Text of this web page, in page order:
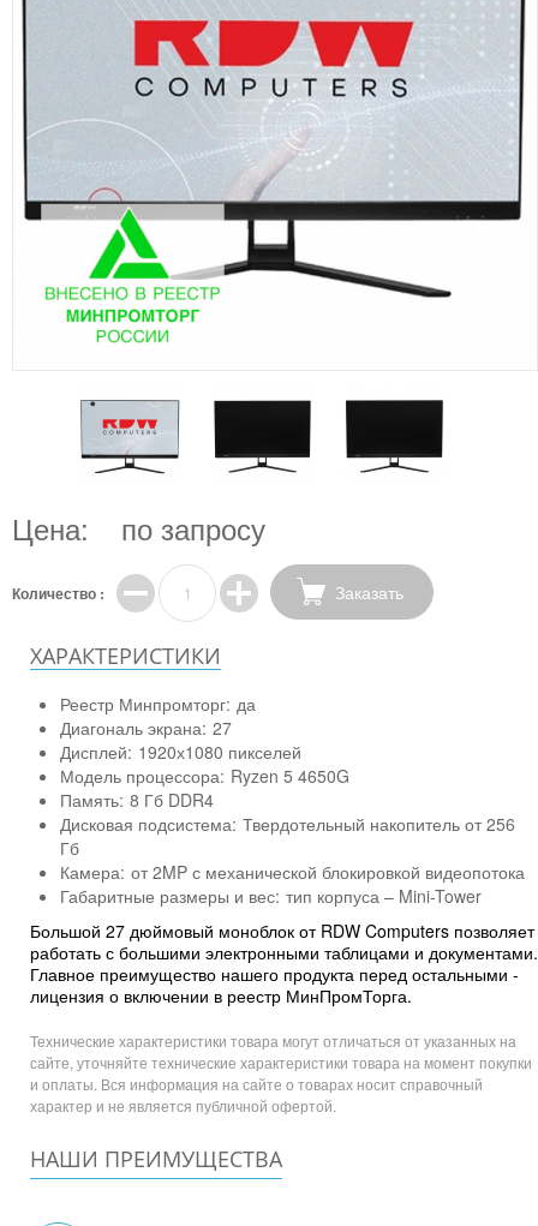
Цена: по запросу
Количество : Заказать
ХАРАКТЕРИСТИКИ
Реестр Минпромторг: да
Диагональ экрана: 27
Дисплей: 1920х1080 пикселей
Модель процессора: Ryzen 5 4650G
Память: 8 Гб DDR4
Дисковая подсистема: Твердотельный накопитель от 256
Гб
Камера: от 2MP с механической блокировкой видеопотока
Габаритные размеры и вес: тип корпуса – Mini-Tower
Большой 27 дюймовый моноблок от RDW Computers позволяет
работать с большими электронными таблицами и документами.
Главное преимущество нашего продукта перед остальными -
лицензия о включении в реестр МинПромТорга.
Технические характеристики товара могут отличаться от указанных на
сайте, уточняйте технические характеристики товара на момент покупки
и оплаты. Вся информация на сайте о товарах носит справочный
характер и не является публичной офертой.
НАШИ ПРЕИМУЩЕСТВА